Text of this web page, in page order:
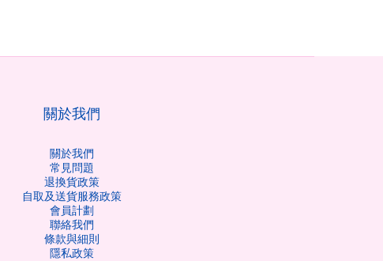
關於我們
關於我們
常見問題
退換貨政策
自取及送貨服務政策
會員計劃
聯絡我們
條款與細則
隱私政策